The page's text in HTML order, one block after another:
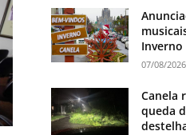
Inverno
07/08/
Canela
queda